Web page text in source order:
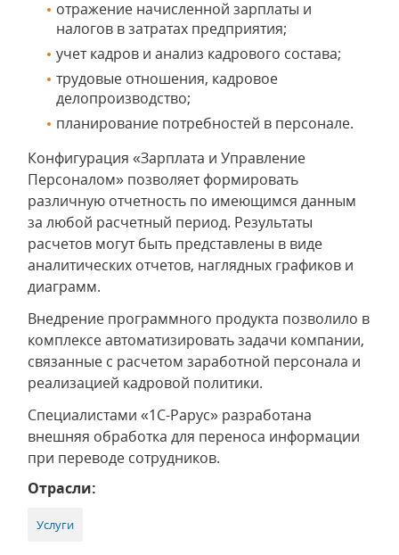
отражение начисленной зарплаты и
налогов в затратах предприятия;
учет кадров и анализ кадрового состава;
трудовые отношения, кадровое
делопроизводство;
планирование потребностей в персонале.
Конфигурация «Зарплата и Управление
Персоналом» позволяет формировать
различную отчетность по имеющимся данным
за любой расчетный период. Результаты
расчетов могут быть представлены в виде
аналитических отчетов, наглядных графиков и
диаграмм.
Внедрение программного продукта позволило в
комплексе автоматизировать задачи компании,
связанные с расчетом заработной персонала и
реализацией кадровой политики.
Специалистами «1С-Рарус» разработана
внешняя обработка для переноса информации
при переводе сотрудников.
Отрасли:
Услуги